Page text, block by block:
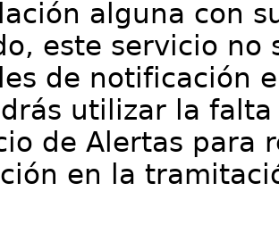
alguna con
este servicio no
de notificación
utilizar la
de Alertas para
en la